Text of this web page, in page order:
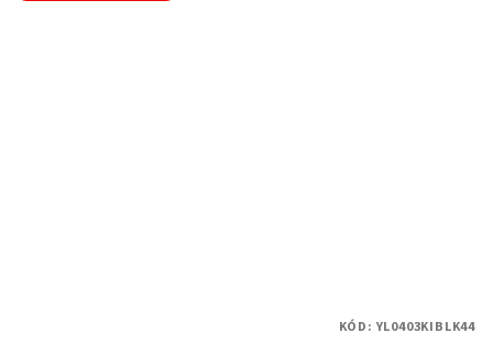
KÓD: YL0403KIBLK44